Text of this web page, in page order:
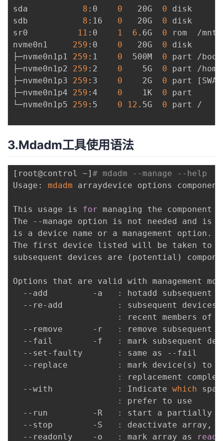
sda 8 :0 0
   20G
0 disk
sdb 8 :16 0
   20G
0 disk
sr0
11 :0 1 6 .6G 0 rom  /mnt/
nvme0n1 259 :0 0
   20G
0 disk
├─nvme0n1p1 259 :1 0
  500M
0 part /boot
├─nvme0n1p2 259 :2 0
    5G
0 part /home
├─nvme0n1p3 259 :3 0
    2G
0 part [ SWAP
├─nvme0n1p4 259 :4 0
    1K
0 part
└─nvme0n1p5 259 :5 0 12 .5G 0 part /
3.Mdadm工具使用语法
[ root@control ~] # mdadm --manage --help
Usage: mdadm arraydevice options
This usage is for managing the
The --manage option is not needed and is
is a device name or a management option.
The first device listed will be taken to
subsequent devices are
( potential )
Options that are valid with management
  --add         -a
:
hotadd subsequent
  --re-add
:
subsequent
:
recent members of
  --remove      -r
:
remove subsequent
  --fail        -f
:
mark subsequent
  --set-faulty
:
same as --fail
  --replace
: mark device ( s )
to
:
replacement
  --with
: Indicate which
:
prefer to use
  --run         -R
:
start a partially
  --stop        -S
:
deactivate array,
  --readonly    -o
: mark array as